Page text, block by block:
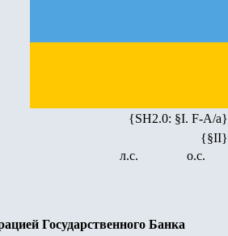
{SH2.0: §I. F-А/а}
{§II}
л.с. о.с.
Государственного Банка